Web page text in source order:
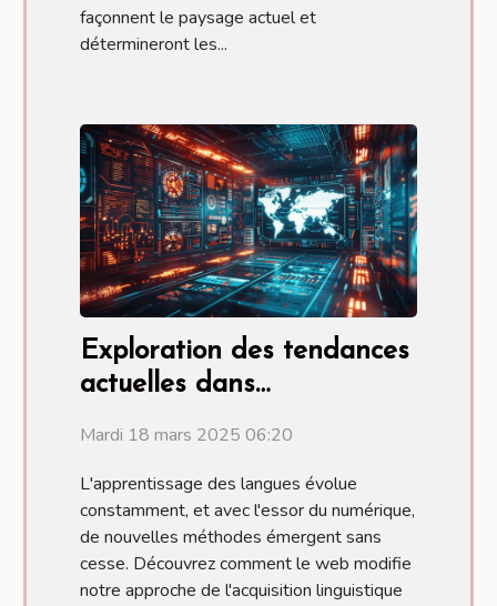
façonnent le paysage actuel et
détermineront les...
Exploration des tendances
actuelles dans
Mardi 18 mars 2025 06:20
L'apprentissage des langues évolue
constamment, et avec l'essor du numérique,
de nouvelles méthodes émergent sans
cesse. Découvrez comment le web modifie
notre approche de l'acquisition linguistique